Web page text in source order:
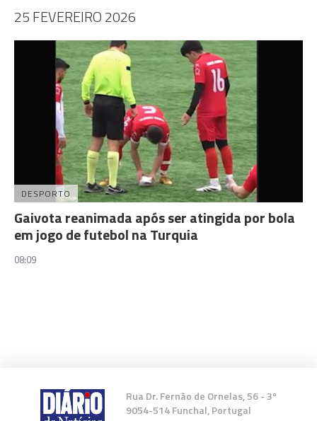
25 FEVEREIRO 2026
DESPORTO
Gaivota reanimada após ser atingida por bola
em jogo de futebol na Turquia
08:09
Rua Dr. Fernão de Ornelas, 56 - 3º
9054-514 Funchal, Portugal